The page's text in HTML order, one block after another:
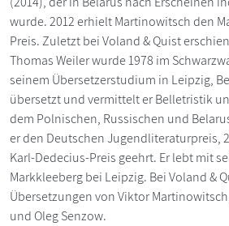
wurde. 2012 erhielt Martinowitsch den
Preis. Zuletzt bei Voland & Quist
Thomas Weiler wurde 1978 im
seinem Übersetzerstudium in Leipzig,
übersetzt und vermittelt er Belletristik
dem Polnischen, Russischen und
er den Deutschen Jugendliteraturpreis,
Karl-Dedecius-Preis geehrt. Er lebt mit
Markkleeberg bei Leipzig. Bei Voland &
Übersetzungen von Viktor
und Oleg Senzow.